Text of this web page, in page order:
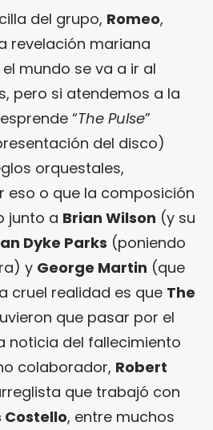
del grupo, Romeo,
revelación mariana
mundo se va a ir al
pero si atendemos a la
“The Pulse”
del disco)
orquestales,
eso o que la composición
junto a Brian Wilson (y su
Dyke Parks (poniendo
y George Martin (que
cruel realidad es que The
que pasar por el
noticia del fallecimiento
colaborador, Robert
que trabajó con
Costello, entre muchos